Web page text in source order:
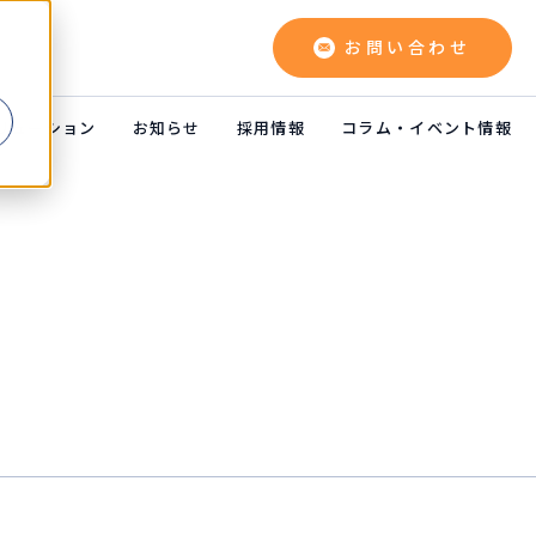
ューション お知らせ 採用情報 コラム・イベント情報
お問い合わせ